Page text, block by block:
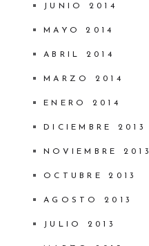
JUNIO 2014
MAYO 2014
ABRIL 2014
MARZO 2014
ENERO 2014
DICIEMBRE 2013
NOVIEMBRE 2013
OCTUBRE 2013
AGOSTO 2013
JULIO 2013